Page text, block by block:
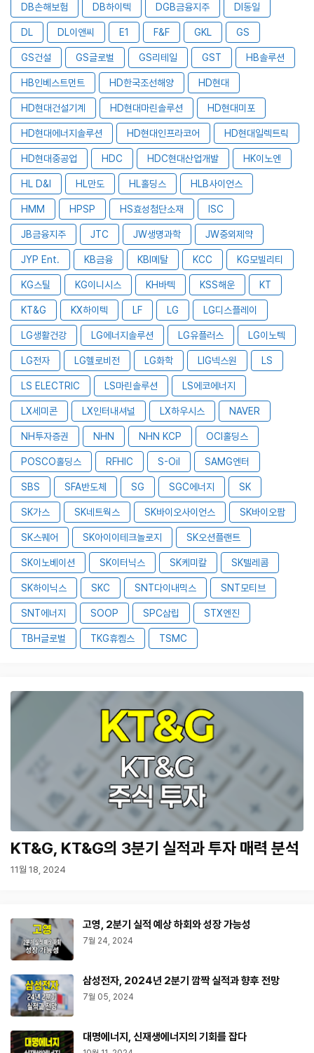
DB손해보험 DB하이텍 DGB금융지주 DI동일
DL DL이앤씨 E1 F&F GKL GS
GS건설 GS글로벌 GS리테일 GST HB솔루션
HB인베스트먼트 HD한국조선해양 HD현대
HD현대건설기계 HD현대마린솔루션 HD현대미포
HD현대에너지솔루션 HD현대인프라코어 HD현대일렉트릭
HD현대중공업 HDC HDC현대산업개발 HK이노엔
HL D&I HL만도 HL홀딩스 HLB사이언스
HMM HPSP HS효성첨단소재 ISC
JB금융지주 JTC JW생명과학 JW중외제약
JYP Ent. KB금융 KBI메탈 KCC KG모빌리티
KG스틸 KG이니시스 KH바텍 KSS해운 KT
KT&G KX하이텍 LF LG LG디스플레이
LG생활건강 LG에너지솔루션 LG유플러스 LG이노텍
LG전자 LG헬로비전 LG화학 LIG넥스원 LS
LS ELECTRIC LS마린솔루션 LS에코에너지
LX세미콘 LX인터내셔널 LX하우시스 NAVER
NH투자증권 NHN NHN KCP OCI홀딩스
POSCO홀딩스 RFHIC S-Oil SAMG엔터
SBS SFA반도체 SG SGC에너지 SK
SK가스 SK네트웍스 SK바이오사이언스 SK바이오팜
SK스퀘어 SK아이이테크놀로지 SK오션플랜트
SK이노베이션 SK이터닉스 SK케미칼 SK텔레콤
SK하이닉스 SKC SNT다이내믹스 SNT모티브
SNT에너지 SOOP SPC삼립 STX엔진
TBH글로벌 TKG휴켐스 TSMC
KT&G, KT&G의 3분기 실적과 투자 매력 분석
11월 18, 2024
고영, 2분기 실적 예상 하회와 성장 가능성
7월 24, 2024
삼성전자, 2024년 2분기 깜짝 실적과 향후 전망
7월 05, 2024
대명에너지, 신재생에너지의 기회를 잡다